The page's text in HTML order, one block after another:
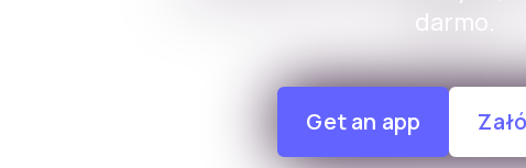
darmo.
Get an app